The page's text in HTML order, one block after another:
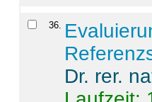
36.
Dr. rer.